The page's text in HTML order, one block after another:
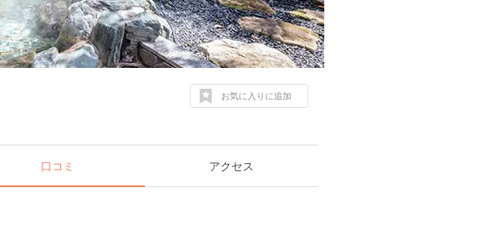
お気に入りに追加
口コミ アクセス